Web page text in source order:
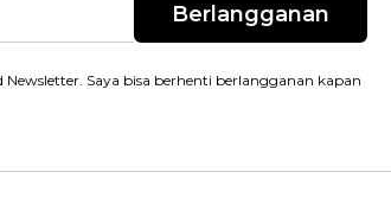
Berlangganan
Saya bisa berhenti berlangganan kapan